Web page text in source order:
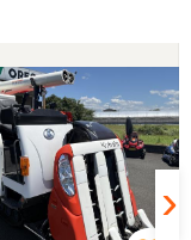
。
かってしまって
した。